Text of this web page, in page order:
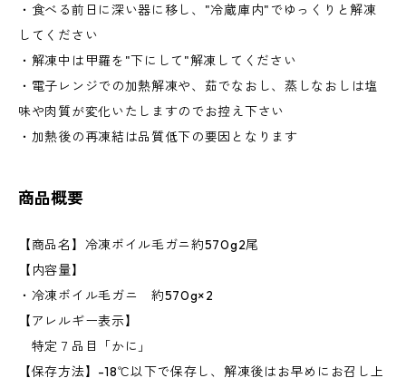
・食べる前日に深い器に移し、"冷蔵庫内"でゆっくりと解凍
してください
・解凍中は甲羅を"下にして"解凍してください
・電子レンジでの加熱解凍や、茹でなおし、蒸しなおしは塩
味や肉質が変化いたしますのでお控え下さい
・加熱後の再凍結は品質低下の要因となります
商品概要
【商品名】冷凍ボイル毛ガニ約570g2尾
【内容量】
・冷凍ボイル毛ガニ 約570g×2
【アレルギー表示】
特定７品目「かに」
【保存方法】-18℃以下で保存し、解凍後はお早めにお召し上